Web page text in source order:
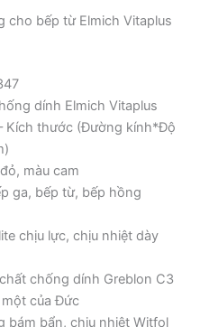
cho bếp từ Elmich Vitaplus
dính Elmich Vitaplus
Kích thước (Đường kính*Độ
màu cam
ga, bếp từ, bếp hồng
chịu lực, chịu nhiệt dày
chống dính Greblon C3
của Đức
bám bẩn, chịu nhiệt Witfol